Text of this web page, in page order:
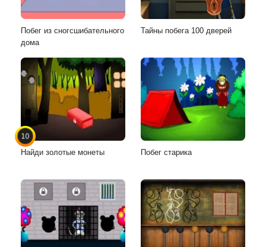
Побег из сногсшибательного
дома
Тайны побега 100 дверей
10
Найди золотые монеты Побег старика